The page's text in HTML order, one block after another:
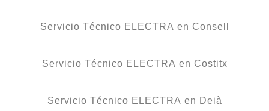
Servicio Técnico ELECTRA en Consell
Servicio Técnico ELECTRA en Costitx
Servicio Técnico ELECTRA en Deià